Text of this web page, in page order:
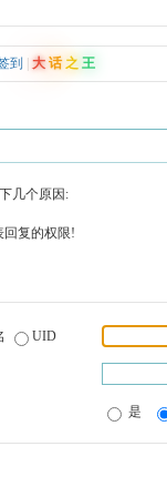
到 大 话 之 王
几个原因:
回复的权限!
UID
是